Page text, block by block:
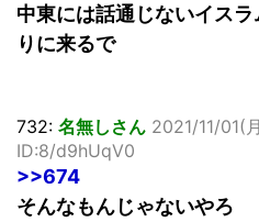
中東には話通じないイス
りに来るで
732: 名無しさん 2021/11/01(
ID:8/d9hUqV0
>>674
そんなもんじゃないやろ